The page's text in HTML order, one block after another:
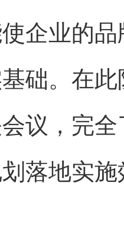
企业的
础。在
议，完
落地实施